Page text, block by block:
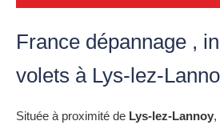
France dépannage ,
volets à Lys-lez-
Située à proximité de Lys-lez-Lannoy,